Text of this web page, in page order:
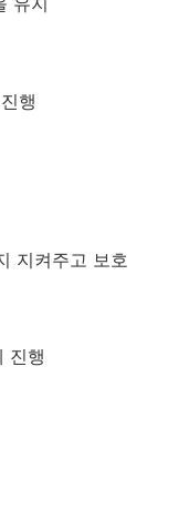
행
지켜주고 보호
진행